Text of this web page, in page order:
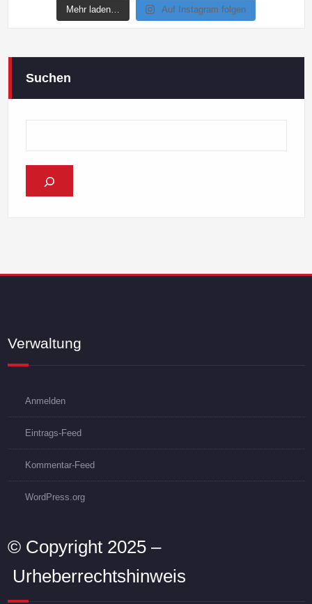
Mehr laden… Auf Instagram folgen
Suchen
Verwaltung
Anmelden
Eintrags-Feed
Kommentar-Feed
WordPress.org
© Copyright 2025 –
Urheberrechtshinweis